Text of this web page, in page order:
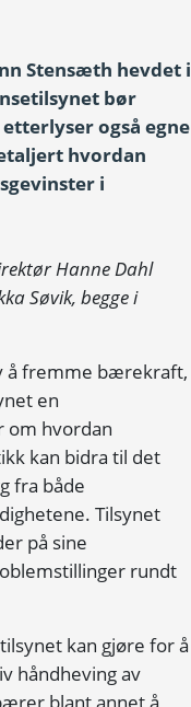
Stensæth hevdet i
bør
også egne
hvordan
i
Hanne Dahl
Søvik, begge i
å fremme bærekraft,
en
hvordan
kan bidra til det
fra både
Tilsynet
på sine
rundt
kan gjøre for å
håndheving av